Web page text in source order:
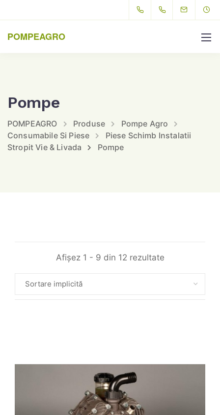
POMPEAGRO
Pompe
POMPEAGRO Produse
Pompe Agro
Consumabile Si Piese
Piese Schimb Instalatii
Stropit Vie & Livada
Pompe
Afișez 1 - 9 din 12 rezultate